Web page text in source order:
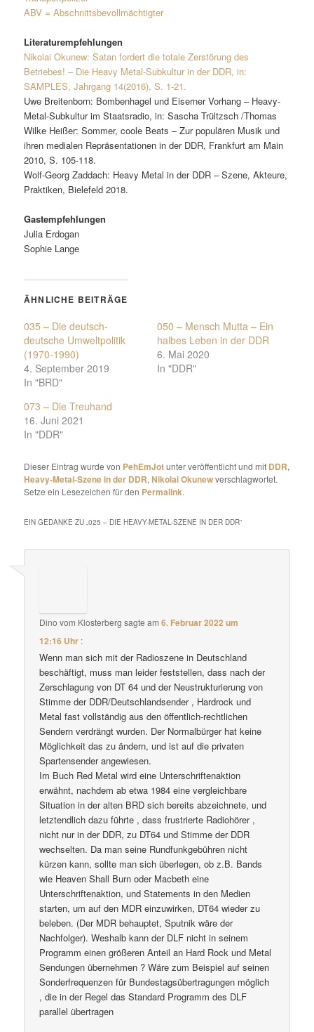
ABV = Abschnittsbevollmächtigter
Literaturempfehlungen
Nikolai Okunew: Satan fordert die totale Zerstörung des
Betriebes! – Die Heavy Metal-Subkultur in der DDR, in:
SAMPLES, Jahrgang 14(2016), S. 1-21.
Uwe Breitenborn: Bombenhagel und Eiserner Vorhang – Heavy-
Metal-Subkultur im Staatsradio, in: Sascha Trültzsch /Thomas
Wilke Heißer: Sommer, coole Beats – Zur populären Musik und
ihren medialen Repräsentationen in der DDR, Frankfurt am Main
2010, S. 105-118.
Wolf-Georg Zaddach: Heavy Metal in der DDR – Szene, Akteure,
Praktiken, Bielefeld 2018.
Gastempfehlungen
Julia Erdogan
Sophie Lange
ÄHNLICHE BEITRÄGE
035 – Die deutsch-
deutsche Umweltpolitik
(1970-1990)
4. September 2019
In "BRD"
050 – Mensch Mutta – Ein
halbes Leben in der DDR
6. Mai 2020
In "DDR"
073 – Die Treuhand
16. Juni 2021
In "DDR"
Dieser Eintrag wurde von PehEmJotunter veröffentlicht und mit DDR,
Heavy-Metal-Szene in der DDR,Nikolai Okunewverschlagwortet.
Setze ein Lesezeichen für den Permalink.
EIN GEDANKE ZU „025 – DIE HEAVY-METAL-SZENE IN DER DDR“
Dino vom Klosterberg sagte am6. Februar 2022 um
12:16 Uhr :
Wenn man sich mit der Radioszene in Deutschland
beschäftigt, muss man leider feststellen, dass nach der
Zerschlagung von DT 64 und der Neustrukturierung von
Stimme der DDR/Deutschlandsender , Hardrock und
Metal fast vollständig aus den öffentlich-rechtlichen
Sendern verdrängt wurden. Der Normalbürger hat keine
Möglichkeit das zu ändern, und ist auf die privaten
Spartensender angewiesen.
Im Buch Red Metal wird eine Unterschriftenaktion
erwähnt, nachdem ab etwa 1984 eine vergleichbare
Situation in der alten BRD sich bereits abzeichnete, und
letztendlich dazu führte , dass frustrierte Radiohörer ,
nicht nur in der DDR, zu DT64 und Stimme der DDR
wechselten. Da man seine Rundfunkgebühren nicht
kürzen kann, sollte man sich überlegen, ob z.B. Bands
wie Heaven Shall Burn oder Macbeth eine
Unterschriftenaktion, und Statements in den Medien
starten, um auf den MDR einzuwirken, DT64 wieder zu
beleben. (Der MDR behauptet, Sputnik wäre der
Nachfolger). Weshalb kann der DLF nicht in seinem
Programm einen größeren Anteil an Hard Rock und Metal
Sendungen übernehmen ? Wäre zum Beispiel auf seinen
Sonderfrequenzen für Bundestagsübertragungen möglich
, die in der Regel das Standard Programm des DLF
parallel übertragen